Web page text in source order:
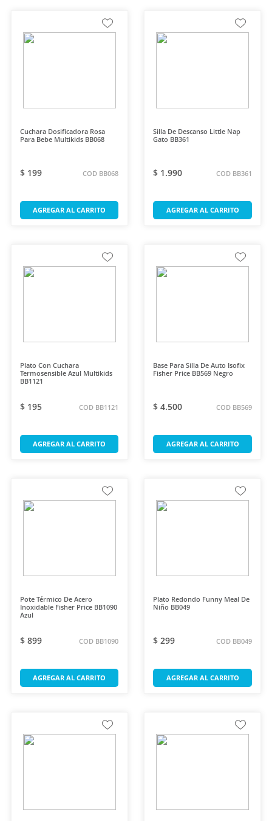
Cuchara Dosificadora Rosa
Para Bebe Multikids BB068
$ 199 COD BB068
AGREGAR AL CARRITO
Silla De Descanso Little Nap
Gato BB361
$ 1.990 COD BB361
AGREGAR AL CARRITO
Plato Con Cuchara
Termosensible Azul Multikids
BB1121
$ 195 COD BB1121
AGREGAR AL CARRITO
Base Para Silla De Auto Isofix
Fisher Price BB569 Negro
$ 4.500 COD BB569
AGREGAR AL CARRITO
Pote Térmico De Acero
Inoxidable Fisher Price BB1090
Azul
$ 899 COD BB1090
AGREGAR AL CARRITO
Plato Redondo Funny Meal De
Niño BB049
$ 299 COD BB049
AGREGAR AL CARRITO